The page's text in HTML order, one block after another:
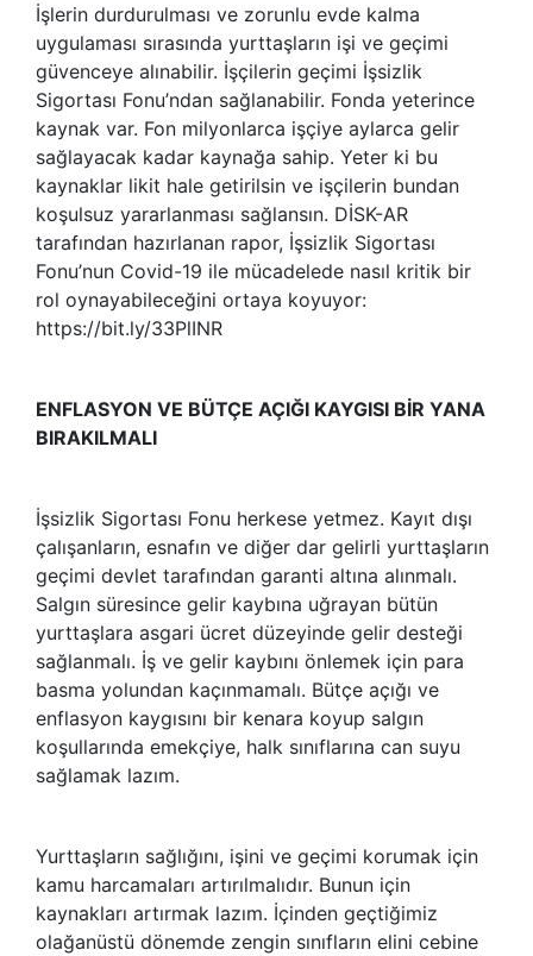
İşlerin durdurulması ve zorunlu evde kalma
uygulaması sırasında yurttaşların işi ve geçimi
güvenceye alınabilir. İşçilerin geçimi İşsizlik
Sigortası Fonu’ndan sağlanabilir. Fonda yeterince
kaynak var. Fon milyonlarca işçiye aylarca gelir
sağlayacak kadar kaynağa sahip. Yeter ki bu
kaynaklar likit hale getirilsin ve işçilerin bundan
koşulsuz yararlanması sağlansın. DİSK-AR
tarafından hazırlanan rapor, İşsizlik Sigortası
Fonu’nun Covid-19 ile mücadelede nasıl kritik bir
rol oynayabileceğini ortaya koyuyor:
https://bit.ly/33PlINR
ENFLASYON VE BÜTÇE AÇIĞI KAYGISI BİR YANA
BIRAKILMALI
İşsizlik Sigortası Fonu herkese yetmez. Kayıt dışı
çalışanların, esnafın ve diğer dar gelirli yurttaşların
geçimi devlet tarafından garanti altına alınmalı.
Salgın süresince gelir kaybına uğrayan bütün
yurttaşlara asgari ücret düzeyinde gelir desteği
sağlanmalı. İş ve gelir kaybını önlemek için para
basma yolundan kaçınmamalı. Bütçe açığı ve
enflasyon kaygısını bir kenara koyup salgın
koşullarında emekçiye, halk sınıflarına can suyu
sağlamak lazım.
Yurttaşların sağlığını, işini ve geçimi korumak için
kamu harcamaları artırılmalıdır. Bunun için
kaynakları artırmak lazım. İçinden geçtiğimiz
olağanüstü dönemde zengin sınıfların elini cebine